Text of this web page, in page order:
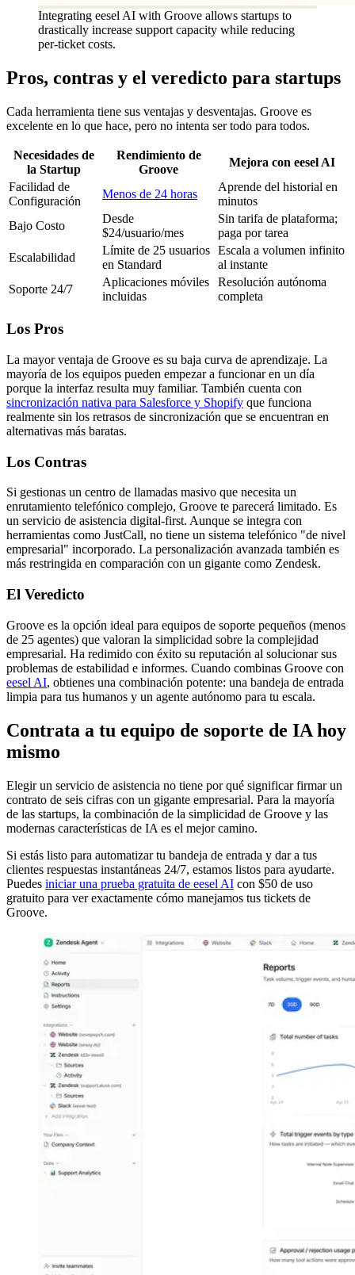
Integrating eesel AI with Groove allows startups to
drastically increase support capacity while reducing
per-ticket costs.
Pros, contras y el veredicto para startups
Cada herramienta tiene sus ventajas y desventajas. Groove es
excelente en lo que hace, pero no intenta ser todo para todos.
Necesidades de
la Startup
Rendimiento de
Groove
Mejora con eesel AI
Facilidad de
Configuración
Menos de 24 horas
Aprende del historial en
minutos
Bajo Costo
Desde
$24/usuario/mes
Sin tarifa de plataforma;
paga por tarea
Escalabilidad
Límite de 25 usuarios
en Standard
Escala a volumen infinito
al instante
Soporte 24/7
Aplicaciones móviles
incluidas
Resolución autónoma
completa
Los Pros
La mayor ventaja de Groove es su baja curva de aprendizaje. La
mayoría de los equipos pueden empezar a funcionar en un día
porque la interfaz resulta muy familiar. También cuenta con
sincronización nativa para Salesforce y Shopify que funciona
realmente sin los retrasos de sincronización que se encuentran en
alternativas más baratas.
Los Contras
Si gestionas un centro de llamadas masivo que necesita un
enrutamiento telefónico complejo, Groove te parecerá limitado. Es
un servicio de asistencia digital-first. Aunque se integra con
herramientas como JustCall, no tiene un sistema telefónico "de nivel
empresarial" incorporado. La personalización avanzada también es
más restringida en comparación con un gigante como Zendesk.
El Veredicto
Groove es la opción ideal para equipos de soporte pequeños (menos
de 25 agentes) que valoran la simplicidad sobre la complejidad
empresarial. Ha redimido con éxito su reputación al solucionar sus
problemas de estabilidad e informes. Cuando combinas Groove con
eesel AI, obtienes una combinación potente: una bandeja de entrada
limpia para tus humanos y un agente autónomo para tu escala.
Contrata a tu equipo de soporte de IA hoy
mismo
Elegir un servicio de asistencia no tiene por qué significar firmar un
contrato de seis cifras con un gigante empresarial. Para la mayoría
de las startups, la combinación de la simplicidad de Groove y las
modernas características de IA es el mejor camino.
Si estás listo para automatizar tu bandeja de entrada y dar a tus
clientes respuestas instantáneas 24/7, estamos listos para ayudarte.
Puedes iniciar una prueba gratuita de eesel AI con $50 de uso
gratuito para ver exactamente cómo manejamos tus tickets de
Groove.